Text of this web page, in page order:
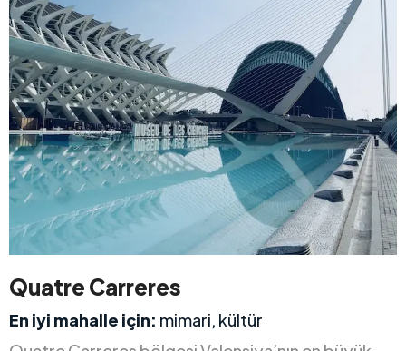
Quatre Carreres
En iyi mahalle için: mimari, kültür